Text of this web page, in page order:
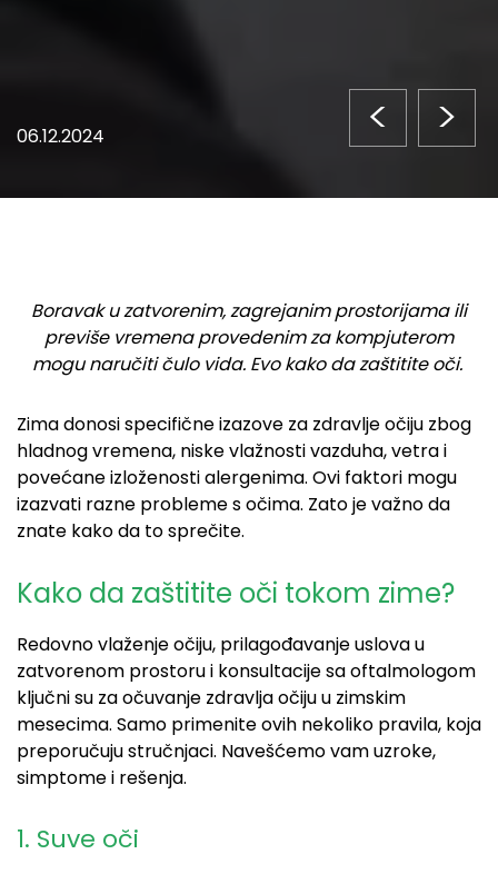
06.12.2024 < >
Boravak u zatvorenim, zagrejanim prostorijama ili
previše vremena provedenim za kompjuterom
mogu naručiti čulo vida. Evo kako da zaštitite oči.
Zima donosi specifične izazove za zdravlje očiju zbog
hladnog vremena, niske vlažnosti vazduha, vetra i
povećane izloženosti alergenima. Ovi faktori mogu
izazvati razne probleme s očima. Zato je važno da
znate kako da to sprečite.
Kako da zaštitite oči tokom zime?
Redovno vlaženje očiju, prilagođavanje uslova u
zatvorenom prostoru i konsultacije sa oftalmologom
ključni su za očuvanje zdravlja očiju u zimskim
mesecima. Samo primenite ovih nekoliko pravila, koja
preporučuju stručnjaci. Navešćemo vam uzroke,
simptome i rešenja.
1. Suve oči